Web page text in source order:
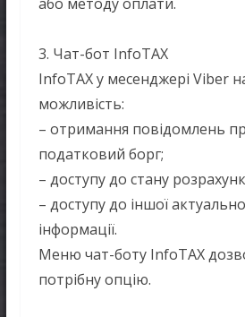
3. Чат-бот InfoTAX
InfoTAX у месенджері Viber
можливість:
– отримання повідомлень
податковий борг;
– доступу до стану
– доступу до іншої
інформації.
Меню чат-боту InfoTAX
потрібну опцію.